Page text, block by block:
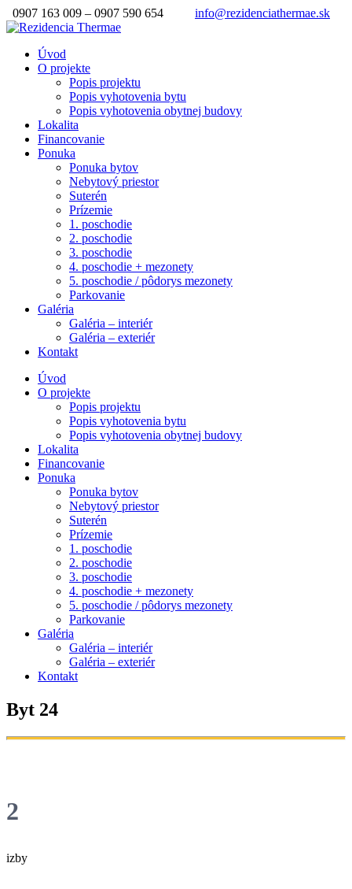
0907 163 009 – 0907 590 654 info@rezidenciathermae.sk
Úvod
O projekte
Popis projektu
Popis vyhotovenia bytu
Popis vyhotovenia obytnej budovy
Lokalita
Financovanie
Ponuka
Ponuka bytov
Nebytový priestor
Suterén
Prízemie
1. poschodie
2. poschodie
3. poschodie
4. poschodie + mezonety
5. poschodie / pôdorys mezonety
Parkovanie
Galéria
Galéria – interiér
Galéria – exteriér
Kontakt
Úvod
O projekte
Popis projektu
Popis vyhotovenia bytu
Popis vyhotovenia obytnej budovy
Lokalita
Financovanie
Ponuka
Ponuka bytov
Nebytový priestor
Suterén
Prízemie
1. poschodie
2. poschodie
3. poschodie
4. poschodie + mezonety
5. poschodie / pôdorys mezonety
Parkovanie
Galéria
Galéria – interiér
Galéria – exteriér
Kontakt
Byt 24
2
izby